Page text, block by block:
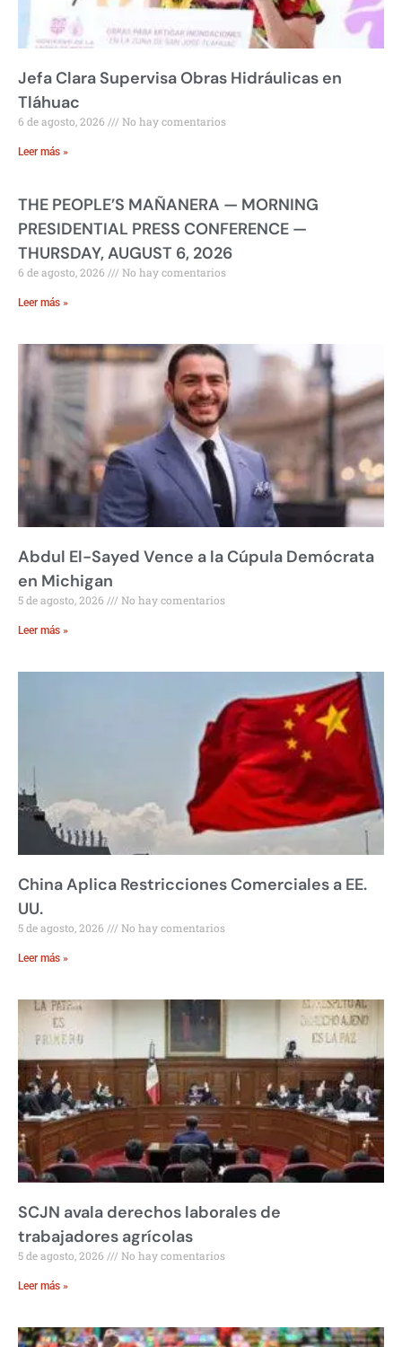
Jefa Clara Supervisa Obras Hidráulicas en
Tláhuac
6 de agosto, 2026 No hay comentarios
Leer más »
THE PEOPLE’S MAÑANERA — MORNING
PRESIDENTIAL PRESS CONFERENCE —
THURSDAY, AUGUST 6, 2026
6 de agosto, 2026 No hay comentarios
Leer más »
Abdul El-Sayed Vence a la Cúpula Demócrata
en Michigan
5 de agosto, 2026 No hay comentarios
Leer más »
China Aplica Restricciones Comerciales a EE.
UU.
5 de agosto, 2026 No hay comentarios
Leer más »
SCJN avala derechos laborales de
trabajadores agrícolas
5 de agosto, 2026 No hay comentarios
Leer más »